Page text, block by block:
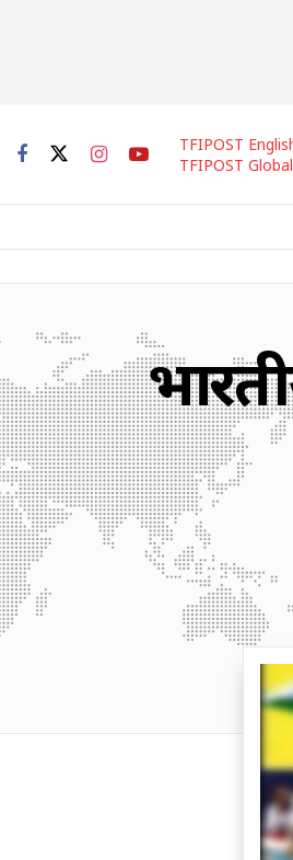
TFIPOST
TFIPOST Global